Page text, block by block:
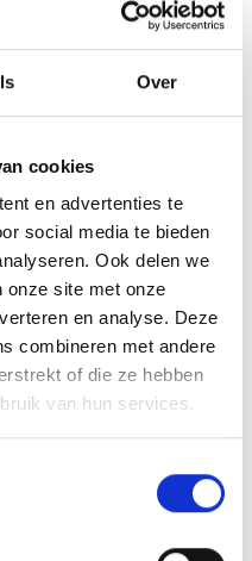
Over
cookies
en advertenties te
social media te bieden
Ook delen we
onze site met onze
en analyse. Deze
combineren met andere
of die ze hebben
van hun services.
VAN DE